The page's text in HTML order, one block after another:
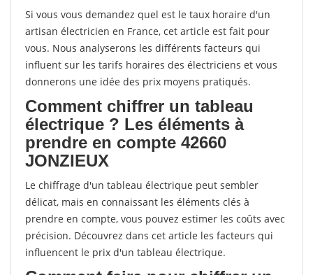
Si vous vous demandez quel est le taux horaire d'un
artisan électricien en France, cet article est fait pour
vous. Nous analyserons les différents facteurs qui
influent sur les tarifs horaires des électriciens et vous
donnerons une idée des prix moyens pratiqués.
Comment chiffrer un tableau
électrique ? Les éléments à
prendre en compte 42660
JONZIEUX
Le chiffrage d'un tableau électrique peut sembler
délicat, mais en connaissant les éléments clés à
prendre en compte, vous pouvez estimer les coûts avec
précision. Découvrez dans cet article les facteurs qui
influencent le prix d'un tableau électrique.